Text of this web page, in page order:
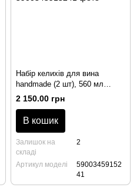
Набір келихів для вина
handmade (2 шт), 560 мл
(повний об'єм 635 мл), Perfect
Serve, Krosno
2 150.00 грн
В кошик
Залишок на
складі
2
Артикул моделі
59003459152
41